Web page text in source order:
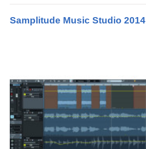
Samplitude Music Studio 2014